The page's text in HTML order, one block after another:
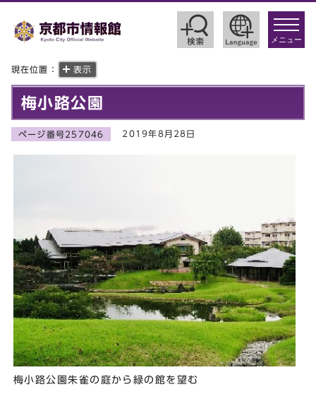
toggle
メニュー
現在位置： 表示
梅小路公園
ページ番号257046 2019年8月28日
梅小路公園朱雀の庭から緑の館を望む